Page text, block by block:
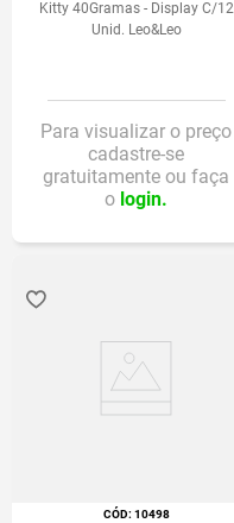
Kitty 40Gramas - Display C/12
Unid. Leo&Leo
Para visualizar o preço
cadastre-se
gratuitamente ou faça
o login.
:10498